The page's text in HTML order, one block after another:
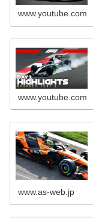
www.youtube.com
www.youtube.com
www.as-web.jp